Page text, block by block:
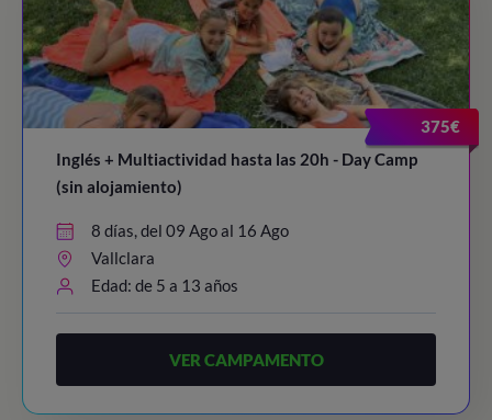
375€
Inglés + Multiactividad hasta las 20h - Day Camp
(sin alojamiento)
8 días, del 09 Ago al 16 Ago
Vallclara
Edad: de 5 a 13 años
VER CAMPAMENTO